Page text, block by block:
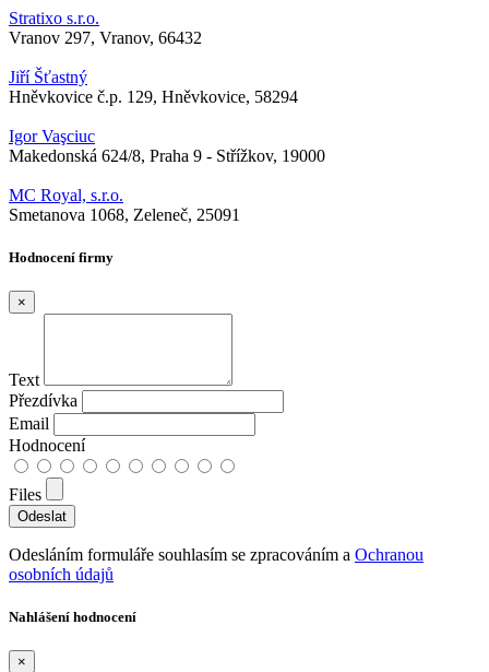
Stratixo s.r.o.
Vranov 297, Vranov, 66432
Jiří Šťastný
Hněvkovice č.p. 129, Hněvkovice, 58294
Igor Vaşciuc
Makedonská 624/8, Praha 9 - Střížkov, 19000
MC Royal, s.r.o.
Smetanova 1068, Zeleneč, 25091
Hodnocení firmy
×
Text
Přezdívka
Email
Hodnocení
Files
Odesláním formuláře souhlasím se zpracováním a Ochranou
osobních údajů
Nahlášení hodnocení
×